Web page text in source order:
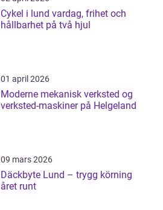
Cykel i lund vardag, frihet och
hållbarhet på två hjul
01 april 2026
Moderne mekanisk verksted og
verksted-maskiner på Helgeland
09 mars 2026
Däckbyte Lund – trygg körning
året runt